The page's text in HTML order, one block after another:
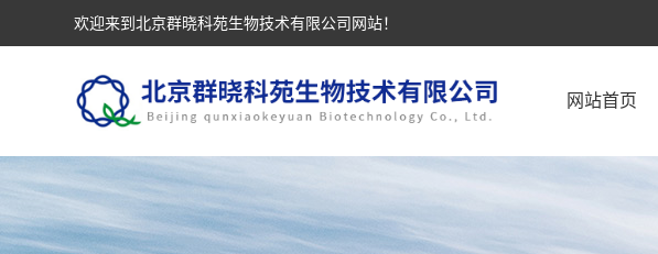
欢迎来到北京群晓科苑生物技术有限公司网站！
网站首页